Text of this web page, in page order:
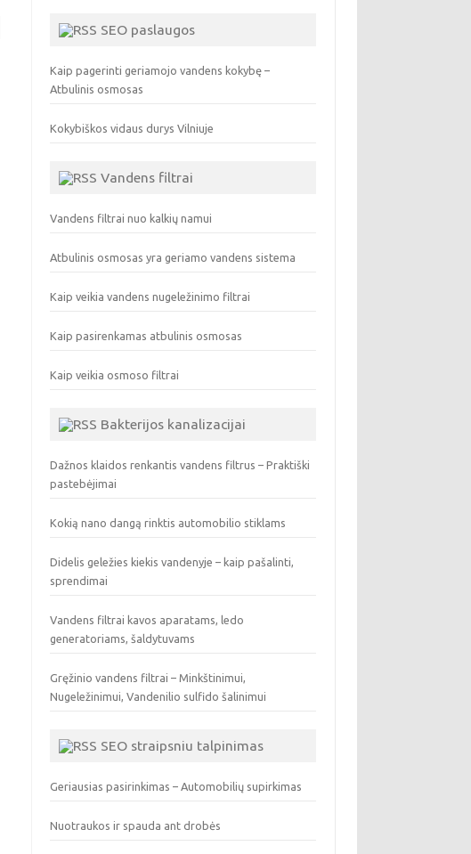
SEO paslaugos
Kaip pagerinti geriamojo vandens kokybę –
Atbulinis osmosas
Kokybiškos vidaus durys Vilniuje
Vandens filtrai
Vandens filtrai nuo kalkių namui
Atbulinis osmosas yra geriamo vandens sistema
Kaip veikia vandens nugeležinimo filtrai
Kaip pasirenkamas atbulinis osmosas
Kaip veikia osmoso filtrai
Bakterijos kanalizacijai
Dažnos klaidos renkantis vandens filtrus – Praktiški
pastebėjimai
Kokią nano dangą rinktis automobilio stiklams
Didelis geležies kiekis vandenyje – kaip pašalinti,
sprendimai
Vandens filtrai kavos aparatams, ledo
generatoriams, šaldytuvams
Gręžinio vandens filtrai – Minkštinimui,
Nugeležinimui, Vandenilio sulfido šalinimui
SEO straipsniu talpinimas
Geriausias pasirinkimas – Automobilių supirkimas
Nuotraukos ir spauda ant drobės